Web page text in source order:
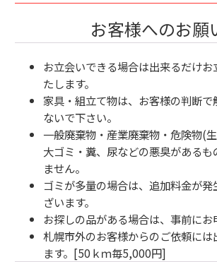
お客様へのお願
お立会いできる場合は出来るだけ
たします。
家具・組立て物は、お客様の判断
ないで下さい。
一般廃棄物・産業廃棄物・危険物(
大ゴミ・糞、尿などの悪臭がある
ません。
ゴミが多量の場合は、追加料金が
ざいます。
お探しの品がある場合は、事前にお
札幌市外のお客様からのご依頼には
ます。[50ｋｍ毎5,000円]